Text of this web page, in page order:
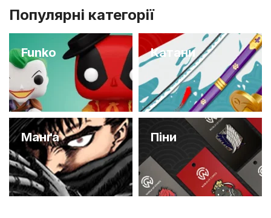
Популярні категорії
Funko Катани
Манґа Піни